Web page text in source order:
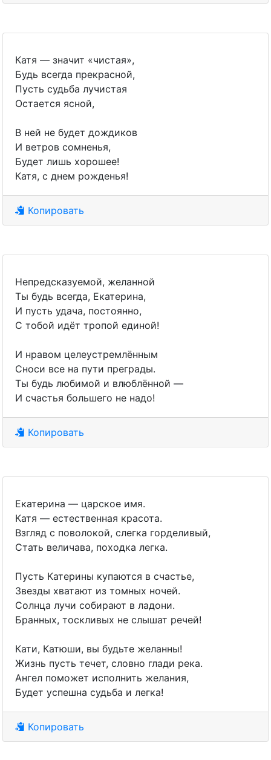
Катя — значит «чистая»,
Будь всегда прекрасной,
Пусть судьба лучистая
Остается ясной,
В ней не будет дождиков
И ветров сомненья,
Будет лишь хорошее!
Катя, с днем рожденья!
Копировать
Непредсказуемой, желанной
Ты будь всегда, Екатерина,
И пусть удача, постоянно,
С тобой идёт тропой единой!
И нравом целеустремлённым
Сноси все на пути преграды.
Ты будь любимой и влюблённой —
И счастья большего не надо!
Копировать
Екатерина — царское имя.
Катя — естественная красота.
Взгляд с поволокой, слегка горделивый,
Стать величава, походка легка.
Пусть Катерины купаются в счастье,
Звезды хватают из томных ночей.
Солнца лучи собирают в ладони.
Бранных, тоскливых не слышат речей!
Кати, Катюши, вы будьте желанны!
Жизнь пусть течет, словно глади река.
Ангел поможет исполнить желания,
Будет успешна судьба и легка!
Копировать